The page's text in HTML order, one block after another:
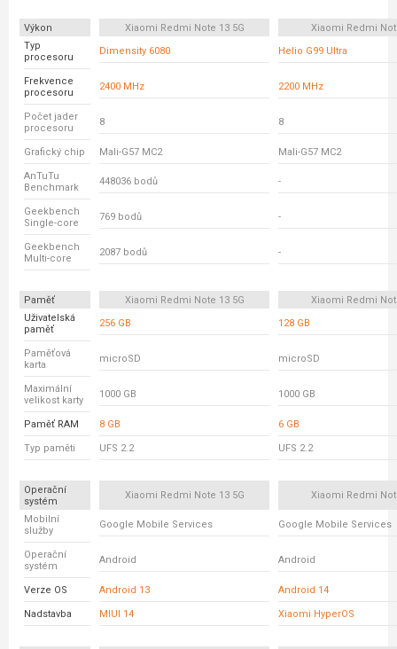
Výkon Xiaomi Redmi Note 13 5G
Xiaomi Redmi
Typ
procesoru
Dimensity 6080 Helio G99 Ultra
Frekvence
procesoru
2400 MHz 2200 MHz
Počet jader
procesoru
8 8
Grafický chip Mali-G57 MC2 Mali-G57 MC2
AnTuTu
Benchmark
448036 bodů -
Geekbench
Single-core
769 bodů -
Geekbench
Multi-core
2087 bodů -
Paměť Xiaomi Redmi Note 13 5G
Xiaomi Redmi
Uživatelská
paměť
256 GB 128 GB
Paměťová
karta
microSD microSD
Maximální
velikost karty
1000 GB 1000 GB
Paměť RAM 8 GB 6 GB
Typ paměti UFS 2.2 UFS 2.2
Operační
systém
Xiaomi Redmi Note 13 5G Xiaomi Redmi
Mobilní
služby
Google Mobile Services Google Mobile Services
Operační
systém
Android Android
Verze OS Android 13 Android 14
Nadstavba MIUI 14 Xiaomi HyperOS